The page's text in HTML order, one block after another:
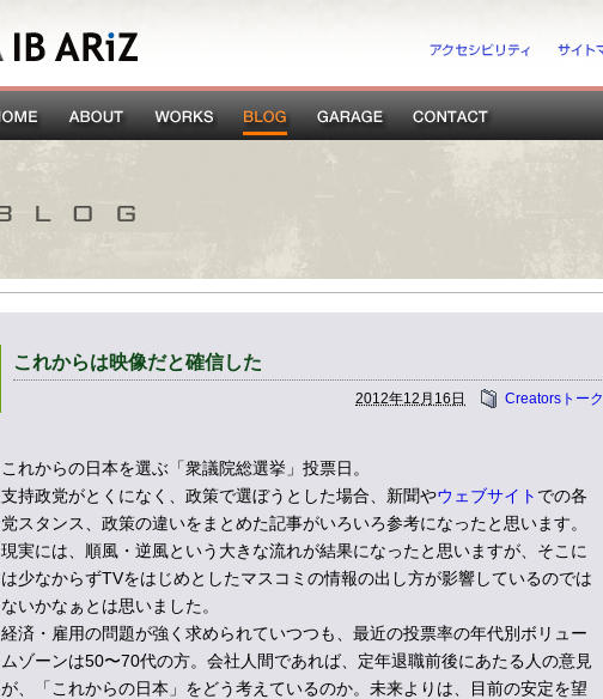
これからは映像だと確信した
2012年12月16日 Creatorsトーク
これからの日本を選ぶ「衆議院総選挙」投票日。
支持政党がとくになく、政策で選ぼうとした場合、新聞やウェブサイト での各
党スタンス、政策の違いをまとめた記事がいろいろ参考になったと思います。
現実には、順風・逆風という大きな流れが結果になったと思いますが、そこに
は少なからずTVをはじめとしたマスコミの情報の出し方が影響しているのでは
ないかなぁとは思いました。
経済・雇用の問題が強く求められていつつも、最近の投票率の年代別ボリュー
ムゾーンは50〜70代の方。会社人間であれば、定年退職前後にあたる人の意見
が、「これからの日本」をどう考えているのか。未来よりは、目前の安定を望